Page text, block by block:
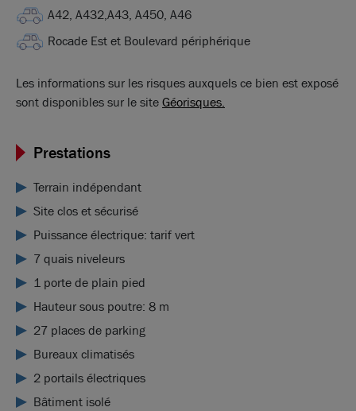
A42, A432,A43, A450, A46
Rocade Est et Boulevard périphérique
Les informations sur les risques auxquels ce bien est exposé
sont disponibles sur le siteGéorisques.
Prestations
Terrain indépendant
Site clos et sécurisé
Puissance électrique: tarif vert
7 quais niveleurs
1 porte de plain pied
Hauteur sous poutre: 8 m
27 places de parking
Bureaux climatisés
2 portails électriques
Bâtiment isolé